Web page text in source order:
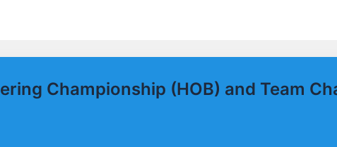
Championship (HOB) and Team